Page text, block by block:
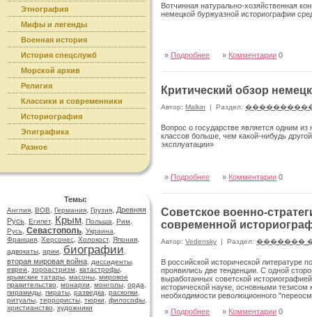
Этнография
Мифы и легенды
Военная история
История спецслужб
Морской архив
Религия
Классики и современники
Историография
Эпиграфика
Разное
Темы:
Англия ВОВ Германия Грузия
Древняя
Русь Египет, Крым Польша Рим
Русь Севастополь Украина
Франция Херсонес Холокост, Япония
адвокаты арии биографии
вторая мировая война диссиденты
евреи
зороастризм катастрофы
крымские татары масоны мировое
правительство
монархи монголы орда
пирамиды пираты разведка раскопки
ритуалы террористы тюрки философы
христианство
художники
Вотчинная натурально-хозяйственная
немецкой буржуазной историографии
» Подробнее » Комментарии 0
Критический обзор
Автор: Malkin | Раздел:
Вопрос о государстве является одним
классов больше, чем какой-нибудь
эксплуатации»
» Подробнее » Комментарии 0
Советское военно-
современной
Автор: Vedensky | Раздел: �������
В российской исторической литературе
проявились две тенденции. С одной
выработанных советской
исторической науке, основными тезисом
необходимости революционного
подходам и игнорирования документов,
» Подробнее » Комментарии 0